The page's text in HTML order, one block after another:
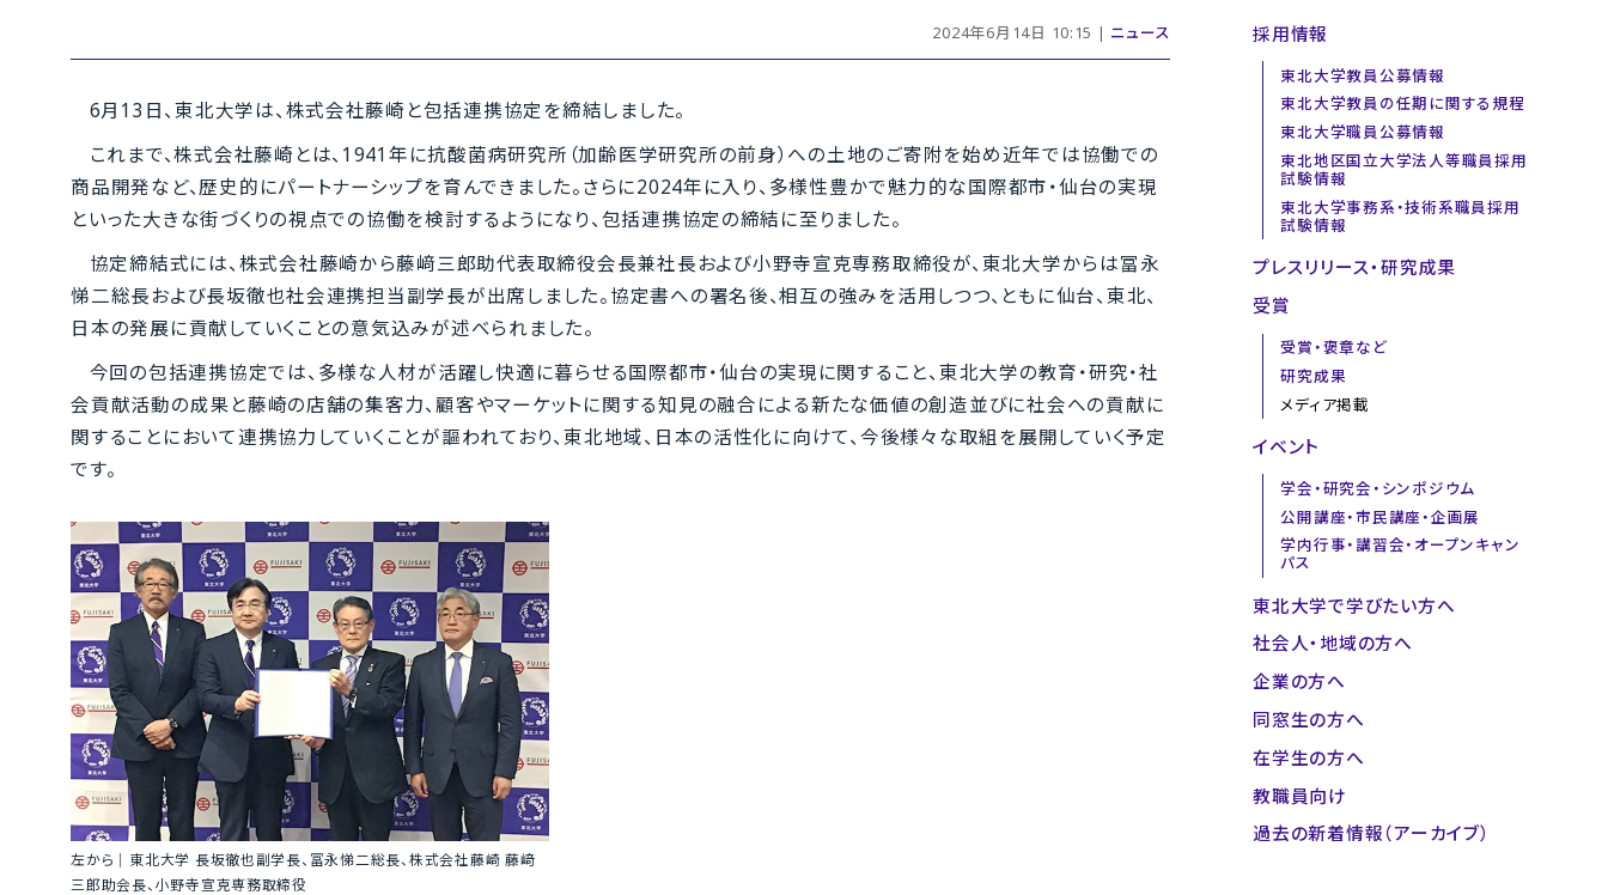
2024年6月14日 10:15 | ニュース
6月13日、東北大学は、株式会社藤崎と包括連携協定を締結しました。
これまで、株式会社藤崎とは、1941年に抗酸菌病研究所（加齢医学研究所の前身）への土地のご寄附を始め近年では協働での
商品開発など、歴史的にパートナーシップを育んできました。さらに2024年に入り、多様性豊かで魅力的な国際都市・仙台の実現
といった大きな街づくりの視点での協働を検討するようになり、包括連携協定の締結に至りました。
協定締結式には、株式会社藤崎から藤﨑三郎助代表取締役会長兼社長および小野寺宣克専務取締役が、東北大学からは冨永
悌二総長および長坂徹也社会連携担当副学長が出席しました。協定書への署名後、相互の強みを活用しつつ、ともに仙台、東北、
日本の発展に貢献していくことの意気込みが述べられました。
今回の包括連携協定では、多様な人材が活躍し快適に暮らせる国際都市・仙台の実現に関すること、東北大学の教育・研究・社
会貢献活動の成果と藤崎の店舗の集客力、顧客やマーケットに関する知見の融合による新たな価値の創造並びに社会への貢献に
関することにおいて連携協力していくことが謳われており、東北地域、日本の活性化に向けて、今後様々な取組を展開していく予定
です。
左から｜東北大学 長坂徹也副学長、冨永悌二総長、株式会社藤崎 藤﨑
三郎助会長、小野寺宣克専務取締役
採用情報
東北大学教員公募情報
東北大学教員の任期に関する規程
東北大学職員公募情報
東北地区国立大学法人等職員採用
試験情報
東北大学事務系・技術系職員採用
試験情報
プレスリリース・研究成果
受賞
受賞・褒章など
研究成果
メディア掲載
イベント
学会・研究会・シンポジウム
公開講座・市民講座・企画展
学内行事・講習会・オープンキャン
パス
東北大学で学びたい方へ
社会人・地域の方へ
企業の方へ
同窓生の方へ
在学生の方へ
教職員向け
過去の新着情報（アーカイブ）